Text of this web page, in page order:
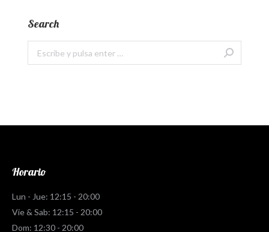
Search
Horario
Lun - Jue: 12:15 - 20:00
Vie & Sab: 12:15 - 20:00
Dom: 12:30 - 20:00